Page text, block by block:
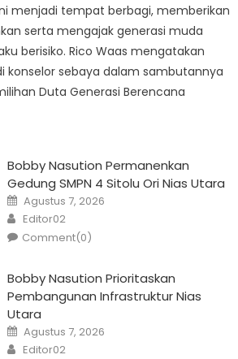
menjadi tempat berbagi, memberikan
serta mengajak generasi muda
berisiko. Rico Waas mengatakan
konselor sebaya dalam sambutannya
Duta Generasi Berencana
Bobby Nasution Permanenkan
Gedung SMPN 4 Sitolu Ori Nias Utara
Posted
on
Agustus 7, 2026
Author
Editor02
Comment(0)
Bobby Nasution Prioritaskan
Pembangunan Infrastruktur Nias
Utara
Posted
on
Agustus 7, 2026
Author
Editor02